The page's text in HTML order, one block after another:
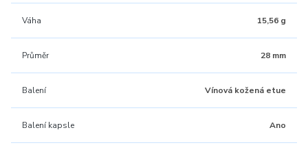
Váha 15,56 g
Průměr 28 mm
Balení Vínová kožená etue
Balení kapsle Ano